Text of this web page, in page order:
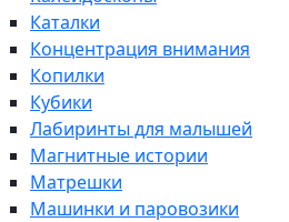
Каталки
Концентрация внимания
Копилки
Кубики
Лабиринты для малышей
Магнитные истории
Матрешки
Машинки и паровозики